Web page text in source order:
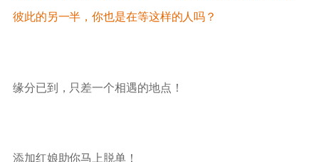
彼此的另一半，你也是在等这样的人吗？
缘分已到，只差一个相遇的地点！
添加红娘助你马上脱单！